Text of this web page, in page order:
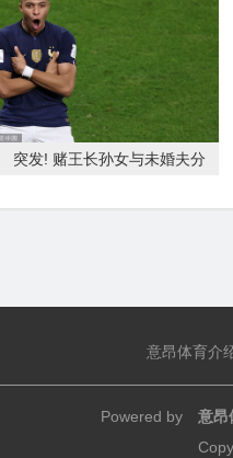
突发! 赌王长孙女与未婚夫分
意昂体育介
Powered by
意昂